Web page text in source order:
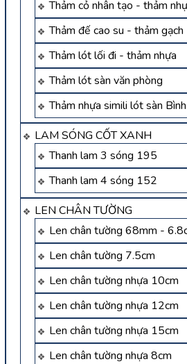
Thảm cỏ nhân tạo - thảm
Thảm đế cao su - thảm gạch
Thảm lót lối đi - thảm nhựa
Thảm lót sàn văn phòng
Thảm nhựa simili lót sàn
LAM SÓNG CỐT XANH
Thanh lam 3 sóng 195
Thanh lam 4 sóng 152
LEN CHÂN TƯỜNG
Len chân tường 68mm -
Len chân tường 7.5cm
Len chân tường nhựa 10cm
Len chân tường nhựa 12cm
Len chân tường nhựa 15cm
Len chân tường nhựa 8cm